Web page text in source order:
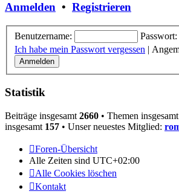
Anmelden • Registrieren
Benutzername:
Passwort:
Ich habe mein Passwort vergessen |
Statistik
Beiträge insgesamt 2660 • Themen insgesamt
insgesamt 157 • Unser neuestes Mitglied:
Foren-Übersicht
Alle Zeiten sind UTC+02:00
Alle Cookies löschen
Kontakt